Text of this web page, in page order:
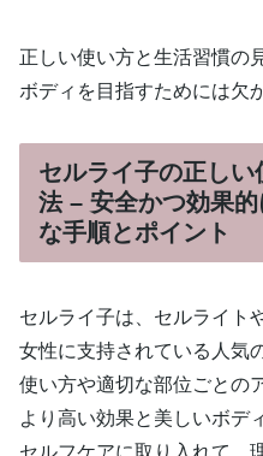
正しい使い方と生活習慣の
ボディを目指すためには欠
セルライ子の正し
法 – 安全かつ効果
な手順とポイント
セルライ子は、セルライト
女性に支持されている人気
使い方や適切な部位ごとの
より高い効果と美しいボデ
セルフケアに取り入れて、